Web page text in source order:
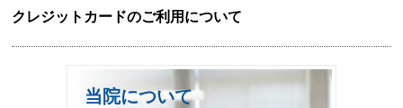
クレジットカードのご利用について
当院について